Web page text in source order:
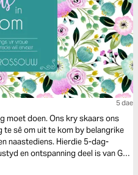
5 dae
moet doen. Ons kry skaars ons
te sê om uit te kom by belangrike
naastediens. Hierdie 5-dag-
en ontspanning deel is van God